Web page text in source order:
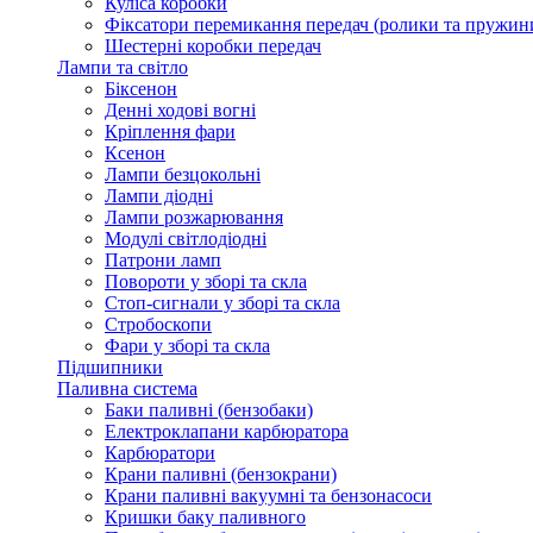
Фіксатори перемикання передач (ролики та
Шестерні коробки передач
Лампи та світло
Біксенон
Денні ходові вогні
Кріплення фари
Ксенон
Лампи безцокольні
Лампи діодні
Лампи розжарювання
Модулі світлодіодні
Патрони ламп
Повороти у зборі та скла
Стоп-сигнали у зборі та скла
Стробоскопи
Фари у зборі та скла
Підшипники
Паливна система
Баки паливні (бензобаки)
Електроклапани карбюратора
Карбюратори
Крани паливні (бензокрани)
Крани паливні вакуумні та бензонасоси
Кришки баку паливного